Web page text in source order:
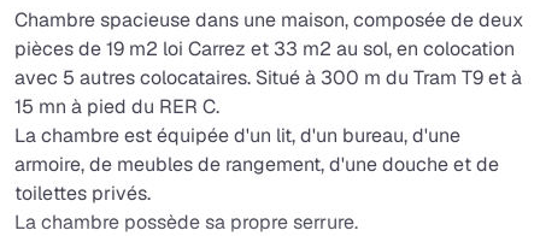
Chambre spacieuse dans une maison, composée de deux
pièces de 19 m2 loi Carrez et 33 m2 au sol, en colocation
avec 5 autres colocataires. Situé à 300 m du Tram T9 et à
15 mn à pied du RER C.
La chambre est équipée d'un lit, d'un bureau, d'une
armoire, de meubles de rangement, d'une douche et de
toilettes privés.
La chambre possède sa propre serrure.